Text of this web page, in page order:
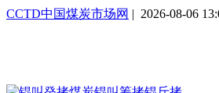
CCTD中国煤炭市场网 | 2026-08-06